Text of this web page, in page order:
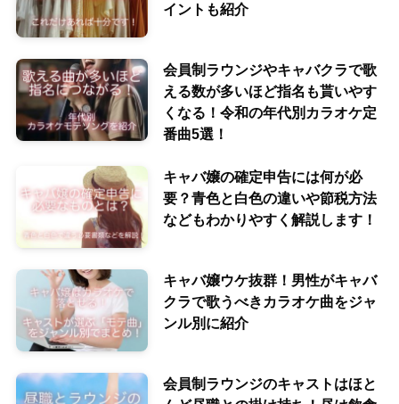
イントも紹介
会員制ラウンジやキャバクラで歌
える数が多いほど指名も貰いやす
くなる！令和の年代別カラオケ定
番曲5選！
キャバ嬢の確定申告には何が必
要？青色と白色の違いや節税方法
などもわかりやすく解説します！
キャバ嬢ウケ抜群！男性がキャバ
クラで歌うべきカラオケ曲をジャ
ンル別に紹介
会員制ラウンジのキャストはほと